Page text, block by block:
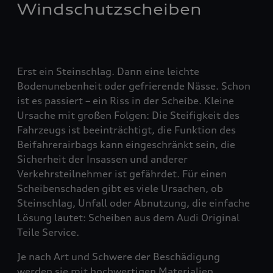
Windschutzscheiben
Erst ein Steinschlag. Dann eine leichte
Bodenunebenheit oder gefrierende Nässe. Schon
ist es passiert – ein Riss in der Scheibe. Kleine
Ursache mit großen Folgen: Die Steifigkeit des
Fahrzeugs ist beeinträchtigt, die Funktion des
Beifahrerairbags kann eingeschränkt sein, die
Sicherheit der Insassen und anderer
Verkehrsteilnehmer ist gefährdet. Für einen
Scheibenschaden gibt es viele Ursachen, ob
Steinschlag, Unfall oder Abnutzung, die einfache
Lösung lautet: Scheiben aus dem Audi Original
Teile Service.
Je nach Art und Schwere der Beschädigung